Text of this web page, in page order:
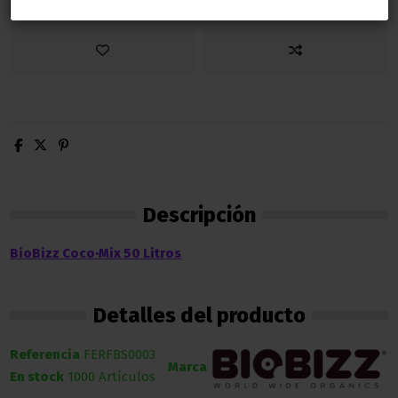
Descripción
BioBizz Coco·Mix 50 Litros
Detalles del producto
Marca
Referencia FERFBS0003
En stock 1000 Artículos